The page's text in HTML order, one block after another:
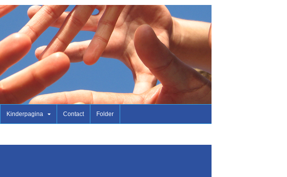
Kinderpagina Contact Folder